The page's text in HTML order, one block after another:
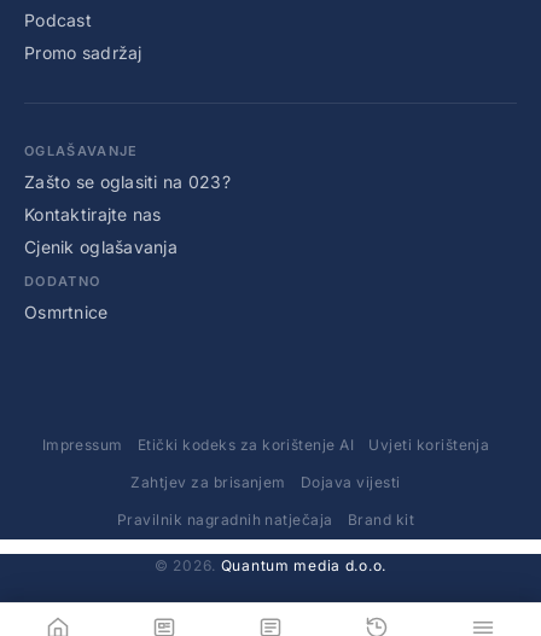
Podcast
Promo sadržaj
OGLAŠAVANJE
Zašto se oglasiti na 023?
Kontaktirajte nas
Cjenik oglašavanja
DODATNO
Osmrtnice
Impressum Etički kodeks za korištenje AI Uvjeti korištenja
Zahtjev za brisanjem Dojava vijesti
Pravilnik nagradnih natječaja Brand kit
© 2026. Quantum media d.o.o.